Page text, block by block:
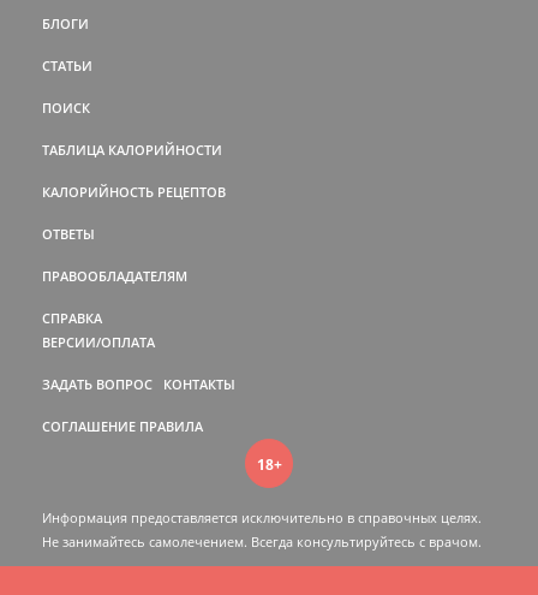
БЛОГИ
СТАТЬИ
ПОИСК
ТАБЛИЦА КАЛОРИЙНОСТИ
КАЛОРИЙНОСТЬ РЕЦЕПТОВ
ОТВЕТЫ
ПРАВООБЛАДАТЕЛЯМ
СПРАВКА
ВЕРСИИ/ОПЛАТА
ЗАДАТЬ ВОПРОС КОНТАКТЫ
СОГЛАШЕНИЕ ПРАВИЛА
18+
Информация предоставляется исключительно в справочных целях.
Не занимайтесь самолечением. Всегда консультируйтесь c врачом.